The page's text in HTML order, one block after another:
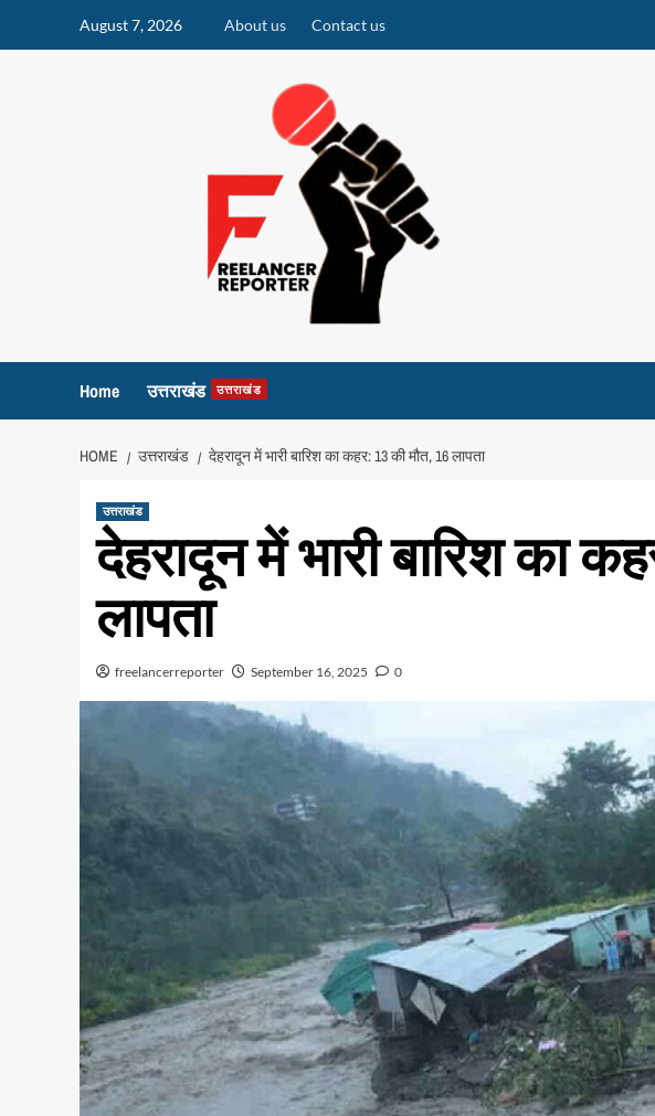
August 7, 2026 About us Contact us
Home उत्तराखंड उत्तराखंड
HOME उत्तराखंड देहरादून में भारी बारिश का कहर: 13 की मौत, 16 लापता
उत्तराखंड
देहरादून में भारी बारिश का
लापता
freelancerreporter September 16, 2025 0